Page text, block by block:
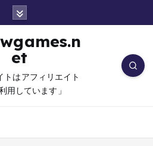
et
トはアフィリエイト
用しています」